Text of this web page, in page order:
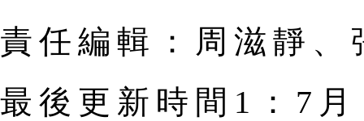
責任編輯：周滋靜、
最後更新時間1：7